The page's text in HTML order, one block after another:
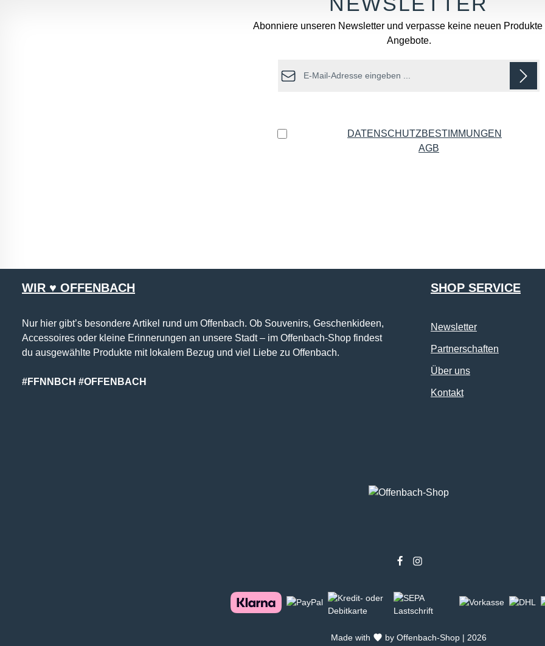
Abonniere unseren Newsletter und verpasse keine neuen Produkte
Angebote.
DATENSCHUTZBESTIMMUNGEN
AGB
WIR ♥ OFFENBACH
Nur hier gibt’s besondere Artikel rund um Offenbach. Ob Souvenirs, Geschenkideen,
Accessoires oder kleine Erinnerungen an unsere Stadt – im Offenbach-Shop findest
du ausgewählte Produkte mit lokalem Bezug und viel Liebe zu Offenbach.
#FFNNBCH #OFFENBACH
SHOP SERVICE
Newsletter
Partnerschaften
Über uns
Kontakt
Made with by Offenbach-Shop | 2026